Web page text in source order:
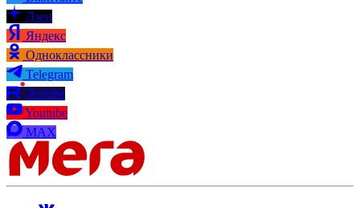
Дзен
Яндекс
Одноклассники
Telegram
Rutube
Youtube
MAX